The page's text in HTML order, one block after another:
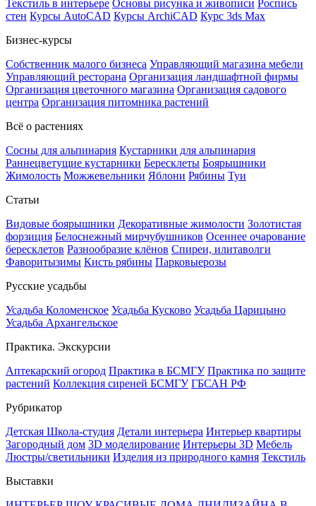
Текстиль в интерьере Основы рисунка и живописи Роспись
стен Курсы AutoCAD Курсы ArchiCAD Курс 3ds Max
Бизнес-курсы
Собственник малого бизнеса Управляющий магазина мебели
Управляющий ресторана Организация ландшафтной фирмы
Организация цветочного магазина Организация садового
центра Организация питомника растений
Всё о растениях
Сосны для альпинария Кустарники для альпинария
Раннецветущие кустарники Бересклеты Боярышники
Жимолость Можжевельники Яблони Рябины Туи
Статьи
Видовые боярышники Декоративные жимолости Золотистая
форзиция Белоснежный мирчубушников Осеннее очарование
бересклетов Разнообразие клёнов Спиреи, илитаволги
Фаворитызимы Кисть рябины Парковыерозы
Русские усадьбы
Усадьба Коломенское Усадьба Кусково Усадьба Царицыно
Усадьба Архангельское
Практика. Экскурсии
Аптекарский огород Практика в БСМГУ Практика по защите
растений Коллекция сиреней БСМГУ ГБСАН РФ
Рубрикатор
Детская Школа-студия Детали интерьера Интерьер квартиры
Загородный дом 3D моделирование Интерьеры 3D Мебель
Люстры/светильники Изделия из природного камня Текстиль
Выставки